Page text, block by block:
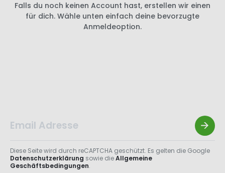
Falls du noch keinen Account hast, erstellen wir einen
für dich. Wähle unten einfach deine bevorzugte
Anmeldeoption.
Diese Seite wird durch reCAPTCHA geschützt. Es gelten die Google
Datenschutzerklärung sowie dieAllgemeine
Geschäftsbedingungen.